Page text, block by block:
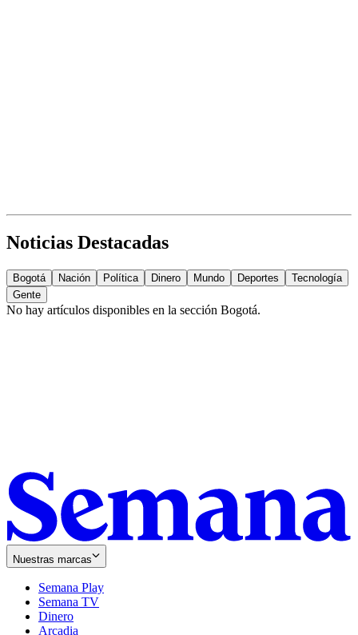
Noticias Destacadas
Bogotá Nación Política Dinero Mundo Deportes
Tecnología
Gente
No hay artículos disponibles en la sección Bogotá.
Nuestras marcas
Semana Play
Semana TV
Dinero
Arcadia